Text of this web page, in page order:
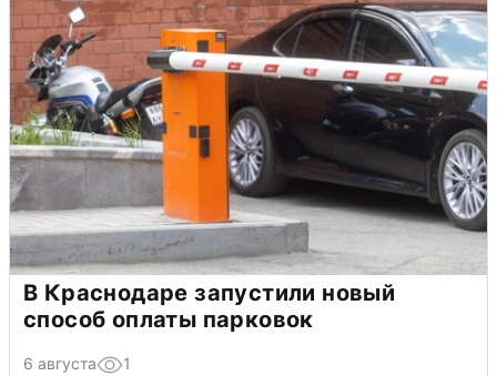
В Краснодаре запустили новый
способ оплаты парковок
6 августа 1